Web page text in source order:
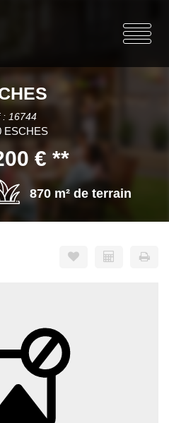
: 16744
ESCHES
€ **
870 m² de terrain